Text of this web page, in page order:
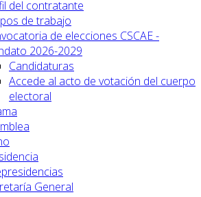
del contratante
de trabajo
de elecciones CSCAE -
2026-2029
Candidaturas
Accede al acto de votación del cuerpo
electoral
General